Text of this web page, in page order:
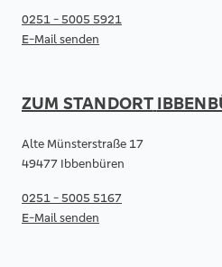
0251 - 5005 5921
E-Mail senden
ZUM STANDORT
Alte Münsterstraße 17
49477 Ibbenbüren
0251 - 5005 5167
E-Mail senden